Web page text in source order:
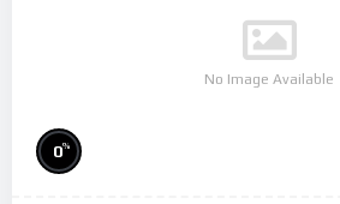
No Image Available
0%